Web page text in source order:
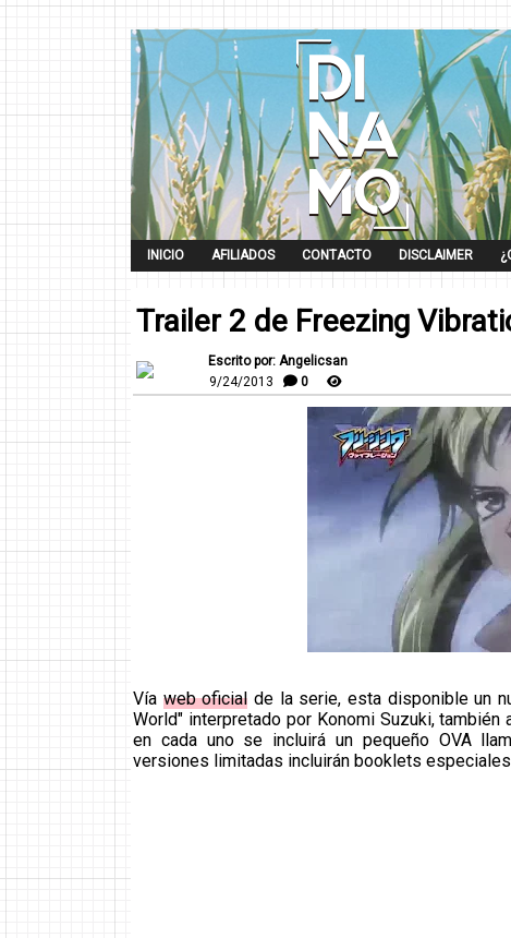
INICIO AFILIADOS CONTACTO DISCLAIMER
Trailer 2 de Freezing
Escrito por: Angelicsan
9/24/2013
0
Vía web oficial de la serie, esta disponible un
World" interpretado por Konomi Suzuki,
en cada uno se incluirá un pequeño OVA
versiones limitadas incluirán booklets